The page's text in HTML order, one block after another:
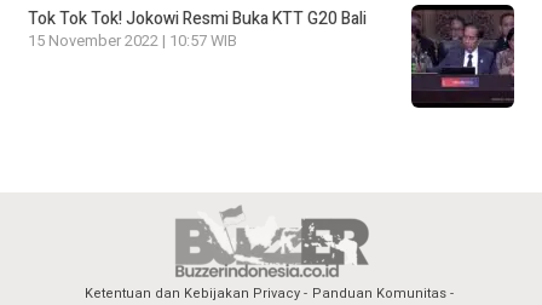
Tok Tok Tok! Jokowi Resmi Buka KTT G20 Bali
15 November 2022 | 10:57 WIB
Ketentuan dan Kebijakan Privacy Panduan Komunitas